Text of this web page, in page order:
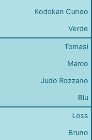
Kodokan Cuneo
Verde
Tomasi
Marco
Judo Rozzano
Blu
Loss
Bruno